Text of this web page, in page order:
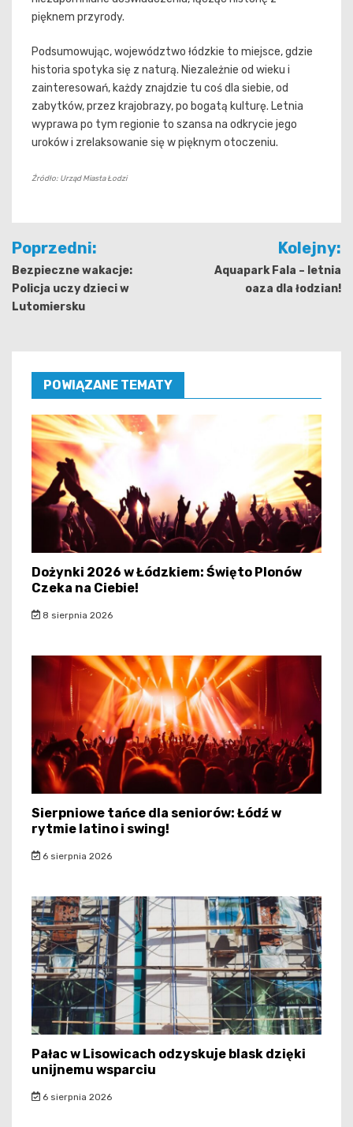
pięknem przyrody.
Podsumowując, województwo łódzkie to miejsce, gdzie
historia spotyka się z naturą. Niezależnie od wieku i
zainteresowań, każdy znajdzie tu coś dla siebie, od
zabytków, przez krajobrazy, po bogatą kulturę. Letnia
wyprawa po tym regionie to szansa na odkrycie jego
uroków i zrelaksowanie się w pięknym otoczeniu.
Źródło: Urząd Miasta Łodzi
Nawigacja
wpisu
Poprzedni:
Bezpieczne wakacje:
Policja uczy dzieci w
Lutomiersku
Kolejny:
Aquapark Fala – letnia
oaza dla łodzian!
POWIĄZANE TEMATY
Dożynki 2026 w Łódzkiem: Święto Plonów
Czeka na Ciebie!
8 sierpnia 2026
Sierpniowe tańce dla seniorów: Łódź w
rytmie latino i swing!
6 sierpnia 2026
Pałac w Lisowicach odzyskuje blask dzięki
unijnemu wsparciu
6 sierpnia 2026